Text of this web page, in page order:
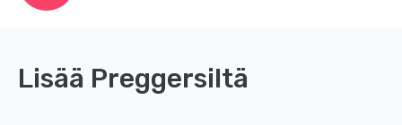
Lisää Preggersiltä